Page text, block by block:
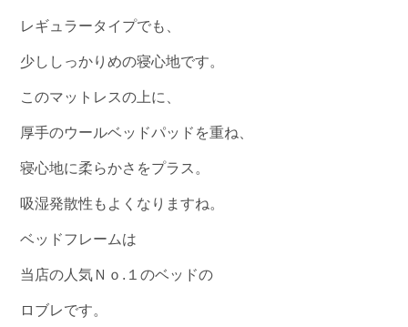
レギュラータイプでも、
少ししっかりめの寝心地です。
このマットレスの上に、
厚手のウールベッドパッドを重ね、
寝心地に柔らかさをプラス。
吸湿発散性もよくなりますね。
ベッドフレームは
当店の人気Ｎｏ.１のベッドの
ロブレです。